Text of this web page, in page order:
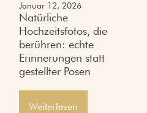
Natürliche
Hochzeitsfotos, die
berühren: echte
Erinnerungen statt
gestellter Posen
Januar 12, 2026
Weiterlesen